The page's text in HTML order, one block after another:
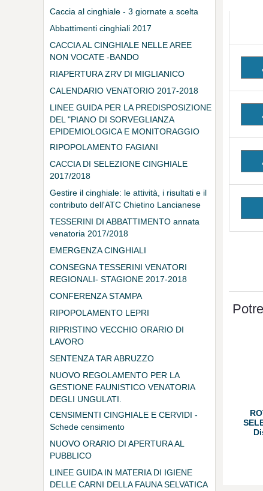
Caccia al cinghiale - 3 giornate a scelta
Abbattimenti cinghiali 2017
CACCIA AL CINGHIALE NELLE AREE
NON VOCATE -BANDO
RIAPERTURA ZRV DI MIGLIANICO
CALENDARIO VENATORIO 2017-2018
LINEE GUIDA PER LA PREDISPOSIZIONE
DEL "PIANO DI SORVEGLIANZA
EPIDEMIOLOGICA E MONITORAGGIO
DELLE MALATTIE SULLA FAUNA
RIPOPOLAMENTO FAGIANI
CACCIA DI SELEZIONE CINGHIALE
2017/2018
Gestire il cinghiale: le attività, i risultati e il
contributo dell'ATC Chietino Lancianese
TESSERINI DI ABBATTIMENTO annata
venatoria 2017/2018
EMERGENZA CINGHIALI
CONSEGNA TESSERINI VENATORI
REGIONALI- STAGIONE 2017-2018
CONFERENZA STAMPA
RIPOPOLAMENTO LEPRI
RIPRISTINO VECCHIO ORARIO DI
LAVORO
SENTENZA TAR ABRUZZO
NUOVO REGOLAMENTO PER LA
GESTIONE FAUNISTICO VENATORIA
DEGLI UNGULATI.
CENSIMENTI CINGHIALE E CERVIDI -
Schede censimento
NUOVO ORARIO DI APERTURA AL
PUBBLICO
LINEE GUIDA IN MATERIA DI IGIENE
DELLE CARNI DELLA FAUNA SELVATICA